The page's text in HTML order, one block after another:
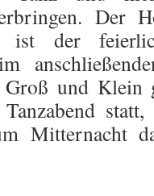
Der
ist der
und Klein
Mitternacht